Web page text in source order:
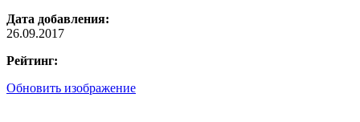
Дата добавления:
26.09.2017
Рейтинг:
Обновить изображение